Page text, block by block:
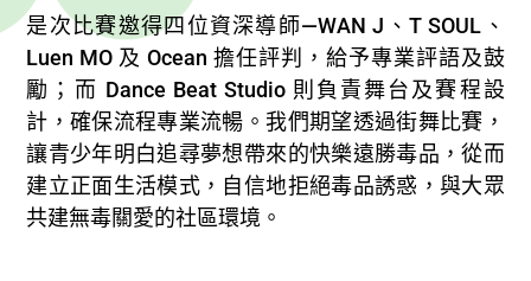
是次比賽邀得四位資深導師—WAN J、T SOUL、
Luen MO 及 Ocean 擔任評判，給予專業評語及鼓
勵；而 Dance Beat Studio 則負責舞台及賽程設
計，確保流程專業流暢。我們期望透過街舞比賽，
讓青少年明白追尋夢想帶來的快樂遠勝毒品，從而
建立正面生活模式，自信地拒絕毒品誘惑，與大眾
共建無毒關愛的社區環境。​